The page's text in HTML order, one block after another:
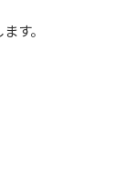
す。